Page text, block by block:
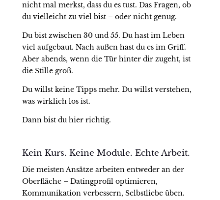
nicht mal merkst, dass du es tust. Das Fragen, ob
du vielleicht zu viel bist – oder nicht genug.
Du bist zwischen 30 und 55. Du hast im Leben
viel aufgebaut. Nach außen hast du es im Griff.
Aber abends, wenn die Tür hinter dir zugeht, ist
die Stille groß.
Du willst keine Tipps mehr. Du willst verstehen,
was wirklich los ist.
Dann bist du hier richtig.
Kein Kurs. Keine Module. Echte Arbeit.
Die meisten Ansätze arbeiten entweder an der
Oberfläche – Datingprofil optimieren,
Kommunikation verbessern, Selbstliebe üben.